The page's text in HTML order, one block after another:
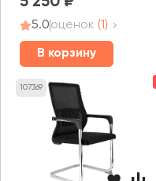
5.0оценок (1)
В корзину
107369